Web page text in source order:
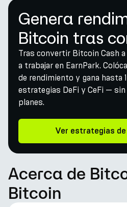
Genera
Bitcoin tras
Tras convertir Bitcoin Cash
a trabajar en EarnPark.
de rendimiento y gana hasta
estrategias DeFi y CeFi —
planes.
Ver estrategias
Acerca de
Bitcoin